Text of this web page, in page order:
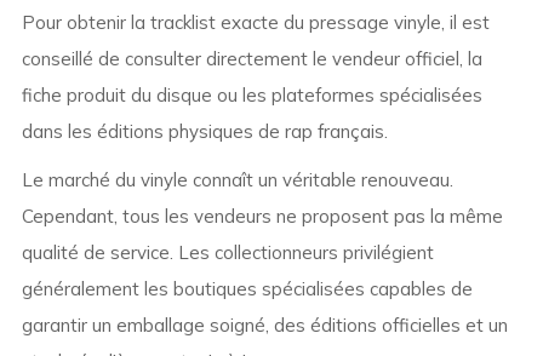
Pour obtenir la tracklist exacte du pressage vinyle, il est
conseillé de consulter directement le vendeur officiel, la
fiche produit du disque ou les plateformes spécialisées
dans les éditions physiques de rap français.
Le marché du vinyle connaît un véritable renouveau.
Cependant, tous les vendeurs ne proposent pas la même
qualité de service. Les collectionneurs privilégient
généralement les boutiques spécialisées capables de
garantir un emballage soigné, des éditions officielles et un